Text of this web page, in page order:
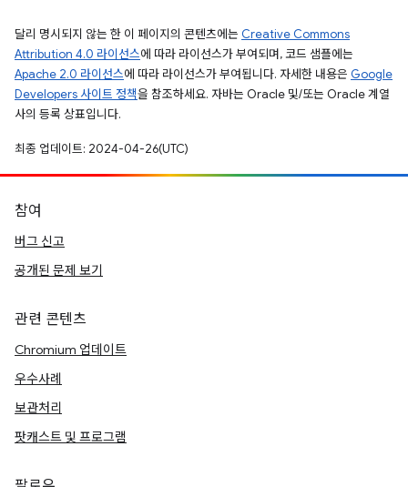
달리 명시되지 않는 한 이 페이지의 콘텐츠에는 Creative Commons
Attribution 4.0 라이선스에 따라 라이선스가 부여되며, 코드 샘플에는
Apache 2.0 라이선스에 따라 라이선스가 부여됩니다. 자세한 내용은 Google
Developers 사이트 정책을 참조하세요. 자바는 Oracle 및/또는 Oracle 계열
사의 등록 상표입니다.
최종 업데이트: 2024-04-26(UTC)
참여
버그 신고
공개된 문제 보기
관련 콘텐츠
Chromium 업데이트
우수사례
보관처리
팟캐스트 및 프로그램